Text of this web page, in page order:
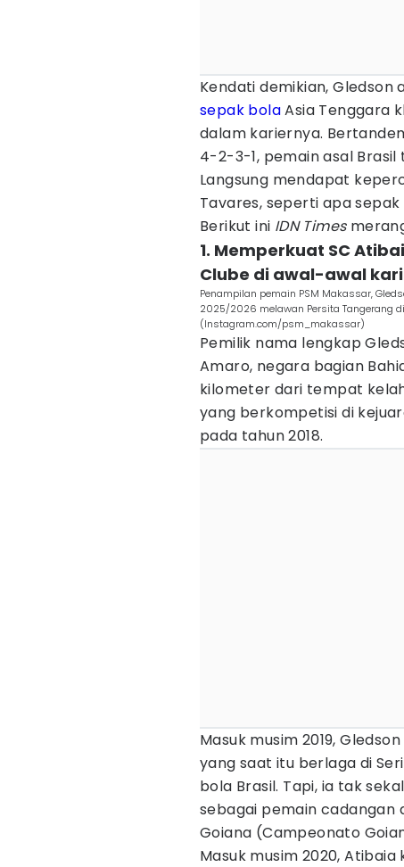
Kendati demikian,
sepak bolaAsia Tenggara
dalam kariernya.
4-2-3-1, pemain asal
Langsung mendapat
Tavares, seperti apa
Berikut ini IDN Times
1. Memperkuat SC
Clube di awal-awal
Penampilan pemain PSM Makassar,
2025/2026 melawan Persita Tangerang
(Instagram.com/psm_makassar)
Pemilik nama lengkap
Amaro, negara bagian
kilometer dari tempat
yang berkompetisi di
pada tahun 2018.
Masuk musim 2019,
yang saat itu berlaga di
bola Brasil. Tapi, ia tak
sebagai pemain cadangan
Goiana (Campeonato
Masuk musim 2020,